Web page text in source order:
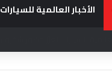
الأخبار العالمية للسيارات